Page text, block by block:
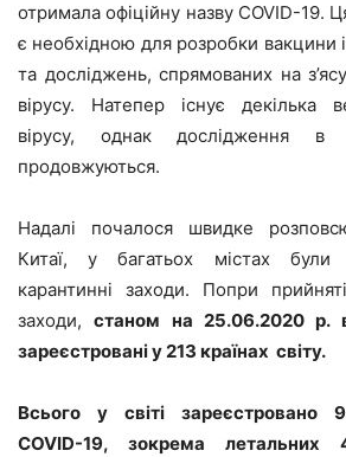
отримала офіційну назву COVID-19.
є необхідною для розробки вакцини і
та досліджень, спрямованих на
вірусу. Натепер існує декілька
вірусу, однак дослідження в
продовжуються.
Надалі почалося швидке
Китаї, у багатьох містах були
карантинні заходи. Попри
заходи,станом на 25.06.2020 р.
зареєстровані у 213 країнах світу.
Всього у світі зареєстровано
COVID-19, зокрема летальних